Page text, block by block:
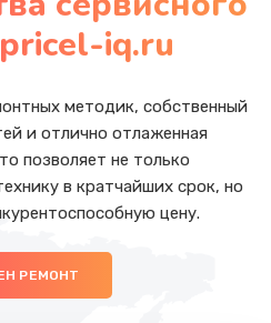
iq.ru
методик, собственный
и отлично отлаженная
позволяет не только
в кратчайших срок, но
цену.
РЕМОНТ